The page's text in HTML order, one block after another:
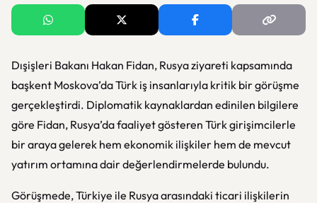
Dışişleri Bakanı Hakan Fidan, Rusya ziyareti kapsamında
başkent Moskova’da Türk iş insanlarıyla kritik bir görüşme
gerçekleştirdi. Diplomatik kaynaklardan edinilen bilgilere
göre Fidan, Rusya’da faaliyet gösteren Türk girişimcilerle
bir araya gelerek hem ekonomik ilişkiler hem de mevcut
yatırım ortamına dair değerlendirmelerde bulundu.
Görüşmede, Türkiye ile Rusya arasındaki ticari ilişkilerin